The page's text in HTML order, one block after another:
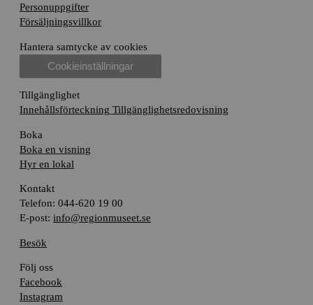
Personuppgifter
Försäljningsvillkor
Hantera samtycke av cookies
Cookieinställningar
Tillgänglighet
Innehållsförteckning Tillgänglighetsredovisning
Boka
Boka en visning
Hyr en lokal
Kontakt
Telefon: 044-620 19 00
E-post: info@regionmuseet.se
Besök
Följ oss
Facebook
Instagram